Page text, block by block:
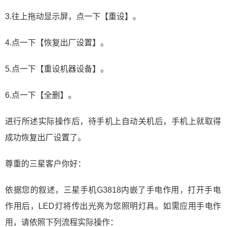
3.往上拖动显示屏，点一下【重设】。
4.点一下【恢复出厂设置】。
5.点一下【重设机器设备】。
6.点一下【全删】。
进行所述实际操作后，待手机上自动关机后，手机上就取得
成功恢复出厂设置了。
尊重的三星客户你好：
依据您的叙述，三星手机G3818内嵌了手电作用，打开手电
作用后，LED灯将传出光亮为您照明灯具。如需应用手电作
用，请依照下列流程实际操作：